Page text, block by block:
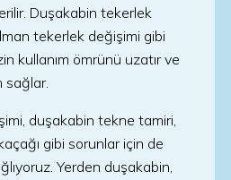
Duşakabin tekerlek
tekerlek değişimi gibi
kullanım ömrünü uzatır ve
sağlar.
duşakabin tekne tamiri,
gibi sorunlar için de
Yerden duşakabin,